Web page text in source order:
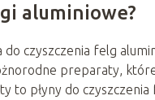
aluminiowe?
czyszczenia felg
preparaty,
to płyny do